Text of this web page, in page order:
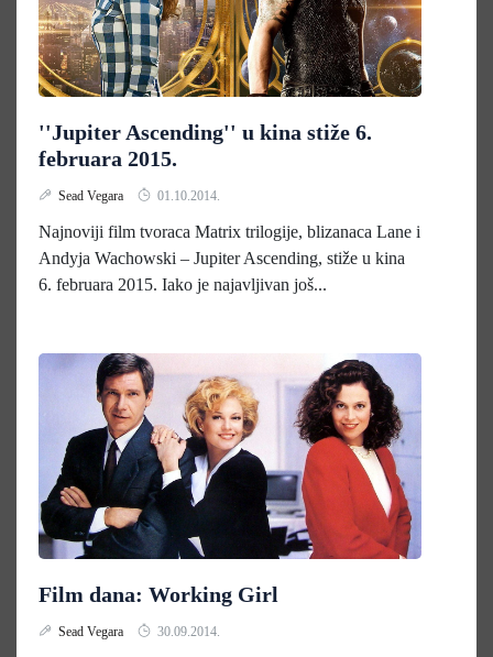
''Jupiter Ascending'' u kina stiže 6.
februara 2015.
Sead Vegara 01.10.2014.
Najnoviji film tvoraca Matrix trilogije, blizanaca Lane i
Andyja Wachowski – Jupiter Ascending, stiže u kina
6. februara 2015. Iako je najavljivan još...
Film dana: Working Girl
Sead Vegara 30.09.2014.